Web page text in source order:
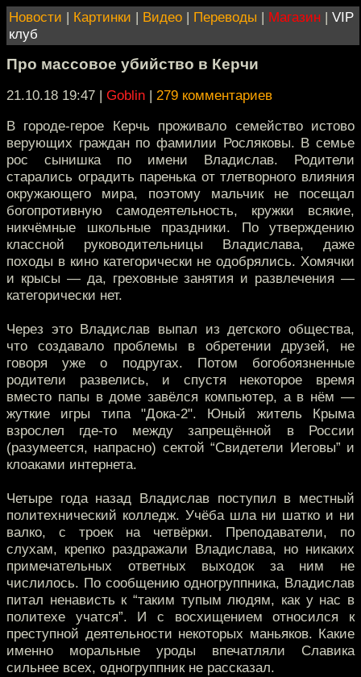
Новости | Картинки | Видео | Переводы | Магазин | VIP
клуб
Про массовое убийство в Керчи
21.10.18 19:47 | Goblin | 279 комментариев
В городе-герое Керчь проживало семейство истово
верующих граждан по фамилии Росляковы. В семье
рос сынишка по имени Владислав. Родители
старались оградить паренька от тлетворного влияния
окружающего мира, поэтому мальчик не посещал
богопротивную самодеятельность, кружки всякие,
никчёмные школьные праздники. По утверждению
классной руководительницы Владислава, даже
походы в кино категорически не одобрялись. Хомячки
и крысы — да, греховные занятия и развлечения —
категорически нет.
Через это Владислав выпал из детского общества,
что создавало проблемы в обретении друзей, не
говоря уже о подругах. Потом богобоязненные
родители развелись, и спустя некоторое время
вместо папы в доме завёлся компьютер, а в нём —
жуткие игры типа "Дока-2". Юный житель Крыма
взрослел где-то между запрещённой в России
(разумеется, напрасно) сектой “Свидетели Иеговы” и
клоаками интернета.
Четыре года назад Владислав поступил в местный
политехнический колледж. Учёба шла ни шатко и ни
валко, с троек на четвёрки. Преподаватели, по
слухам, крепко раздражали Владислава, но никаких
примечательных ответных выходок за ним не
числилось. По сообщению одногруппника, Владислав
питал ненависть к “таким тупым людям, как у нас в
политехе учатся”. И с восхищением относился к
преступной деятельности некоторых маньяков. Какие
именно моральные уроды впечатляли Славика
сильнее всех, одногруппник не рассказал.